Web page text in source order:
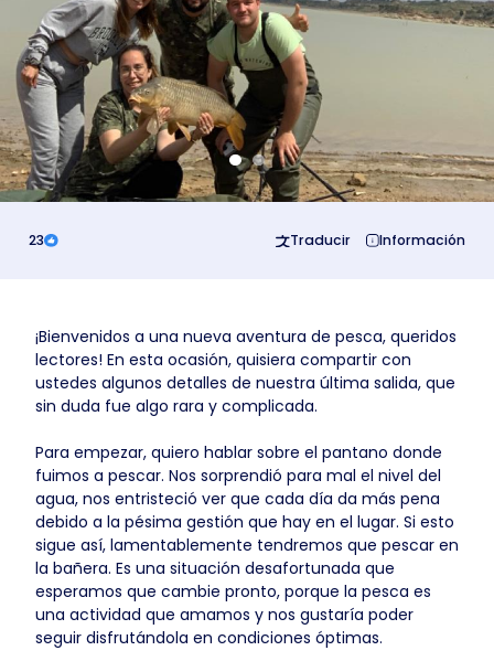
23 Traducir Información
¡Bienvenidos a una nueva aventura de pesca, queridos
lectores! En esta ocasión, quisiera compartir con
ustedes algunos detalles de nuestra última salida, que
sin duda fue algo rara y complicada.
Para empezar, quiero hablar sobre el pantano donde
fuimos a pescar. Nos sorprendió para mal el nivel del
agua, nos entristeció ver que cada día da más pena
debido a la pésima gestión que hay en el lugar. Si esto
sigue así, lamentablemente tendremos que pescar en
la bañera. Es una situación desafortunada que
esperamos que cambie pronto, porque la pesca es
una actividad que amamos y nos gustaría poder
seguir disfrutándola en condiciones óptimas.